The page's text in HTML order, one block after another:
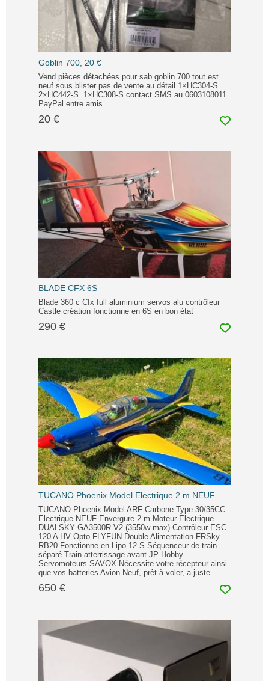
Goblin 700, 20 €
Vend pièces détachées pour sab goblin 700.tout est
neuf sous blister pas de vente au détail.1×HC304-S.
2×HC442-S. 1×HC308-S.contact SMS au 0603108011
PayPal entre amis
20 €
BLADE CFX 6S
Blade 360 c Cfx full aluminium servos alu contrôleur
Castle création fonctionne en 6S en bon état
290 €
TUCANO Phoenix Model Electrique 2 m NEUF
TUCANO Phoenix Model ARF Carbone Type 30/35CC
Electrique NEUF Envergure 2 m Moteur Electrique
DUALSKY GA3500R V2 (3550w max) Contrôleur ESC
120 A HV Opto FLYFUN Double Alimentation FRSky
RB20 Fonctionne en Lipo 12 S Séquenceur de train
séparé Train atterrissage avant JP Hobby
Servomoteurs SAVOX Nécessite votre récepteur ainsi
que vos batteries Avion Neuf, prêt à voler, a juste...
650 €